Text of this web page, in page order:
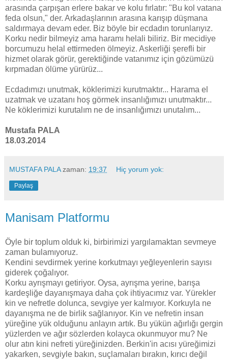
arasında çarpışan erlere bakar ve kolu fırlatır: "Bu kol vatana
feda olsun," der. Arkadaşlarının arasına karışıp düşmana
saldırmaya devam eder. Biz böyle bir ecdadın torunlarıyız.
Korku nedir bilmeyiz ama haramı helali biliriz. Bir mecidiye
borcumuzu helal ettirmeden ölmeyiz. Askerliği şerefli bir
hizmet olarak görür, gerektiğinde vatanımız için gözümüzü
kırpmadan ölüme yürürüz...
Ecdadımızı unutmak, köklerimizi kurutmaktır... Harama el
uzatmak ve uzatanı hoş görmek insanlığımızı unutmaktır...
Ne köklerimizi kurutalım ne de insanlığımızı unutalım...
Mustafa PALA
18.03.2014
MUSTAFA PALA zaman: 19:37 Hiç yorum yok:
Paylaş
Manisam Platformu
Öyle bir toplum olduk ki, birbirimizi yargılamaktan sevmeye
zaman bulamıyoruz.
Kendini sevdirmek yerine korkutmayı yeğleyenlerin sayısı
giderek çoğalıyor.
Korku ayrışmayı getiriyor. Oysa, ayrışma yerine, barışa
kardeşliğe dayanışmaya daha çok ihtiyacımız var. Yürekler
kin ve nefretle dolunca, sevgiye yer kalmıyor. Korkuyla ne
dayanışma ne de birlik sağlanıyor. Kin ve nefretin insan
yüreğine yük olduğunu anlayın artık. Bu yükün ağırlığı gergin
yüzlerden ve ağır sözlerden kolayca okunmuyor mu? Ne
olur atın kini nefreti yüreğinizden. Berkin'in acısı yüreğimizi
yakarken, sevgiyle bakın, suçlamaları bırakın, kırıcı değil